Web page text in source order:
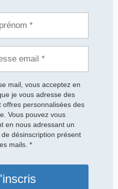
mail, vous acceptez en
je vous adresse des
offres personnalisées des
Vous pouvez vous
en nous adressant un
désinscription présent
mails. *